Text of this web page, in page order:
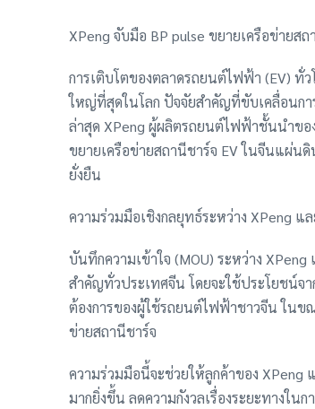
XPeng จับมือ BP pulse ขยายเครือข่าย
การเติบโตของตลาดรถยนต์ไฟฟ้า (EV) ทั่
ใหญ่ที่สุดในโลก ปัจจัยสำคัญที่ขับเคลื่อนก
ล่าสุด XPeng ผู้ผลิตรถยนต์ไฟฟ้าชั้นนำขอ
ขยายเครือข่ายสถานีชาร์จ EV ในจีนแผ่น
ยั่งยืน
ความร่วมมือเชิงกลยุทธ์ระหว่าง XPeng แ
บันทึกความเข้าใจ (MOU) ระหว่าง
สำคัญทั่วประเทศจีน โดยจะใช้ประโยชน์จ
ต้องการของผู้ใช้รถยนต์ไฟฟ้าชาวจีน ใน
ข่ายสถานีชาร์จ
ความร่วมมือนี้จะช่วยให้ลูกค้าของ XPeng
มากยิ่งขึ้น ลดความกังวลเรื่องระยะทางใ